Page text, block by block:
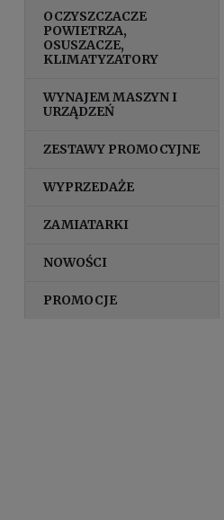
OCZYSZCZACZE
POWIETRZA,
OSUSZACZE,
KLIMATYZATORY
WYNAJEM MASZYN I
URZĄDZEŃ
ZESTAWY PROMOCYJNE
WYPRZEDAŻE
ZAMIATARKI
NOWOŚCI
PROMOCJE